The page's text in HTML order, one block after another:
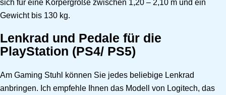
Gewicht bis 130 kg.
Lenkrad und Pedale für die
PlayStation (PS4/ PS5)
Am Gaming Stuhl können Sie jedes beliebige Lenkrad
anbringen. Ich empfehle Ihnen das Modell von Logitech, das